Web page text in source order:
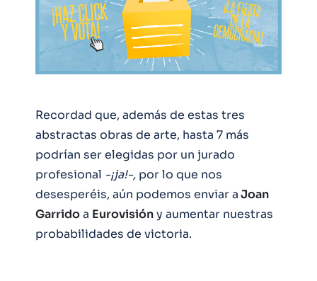
Recordad que, además de estas tres
abstractas obras de arte, hasta 7 más
podrían ser elegidas por un jurado
profesional -¡ja!-, por lo que nos
desesperéis, aún podemos enviar aJoan
Garridoa Eurovisióny aumentar nuestras
probabilidades de victoria.